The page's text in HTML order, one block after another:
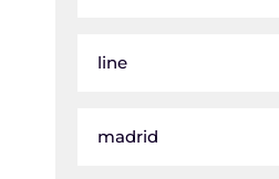
line
madrid